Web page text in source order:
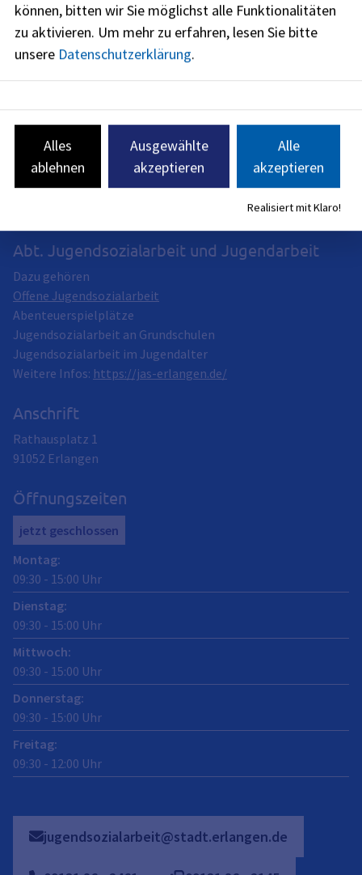
Weiterführende Links
Verwandte Themen
für Familie, Arbeit und Soziales (siehe
BayernPortal
Abt. Jugendsozialarbeit und Jugendarbeit
Dazu gehören
Offene Jugendsozialarbeit
Abenteuerspielplätze
Jugendsozialarbeit an Grundschulen
Jugendsozialarbeit im Jugendalter
Weitere Infos: https://jas-erlangen.de/
Anschrift
Rathausplatz 1
91052 Erlangen
Öffnungszeiten
jetzt geschlossen
Montag:
09:30 - 15:00 Uhr
Dienstag:
09:30 - 15:00 Uhr
Mittwoch:
09:30 - 15:00 Uhr
Donnerstag:
09:30 - 15:00 Uhr
Freitag:
09:30 - 12:00 Uhr
jugendsozialarbeit@stadt.erlangen.de
können, bitten wir Sie möglichst alle Funktionalitäten
zu aktivieren. Um mehr zu erfahren, lesen Sie bitte
unsere Datenschutzerklärung.
Alles
ablehnen
Ausgewählte
akzeptieren
Alle
akzeptieren
Realisiert mit Klaro!